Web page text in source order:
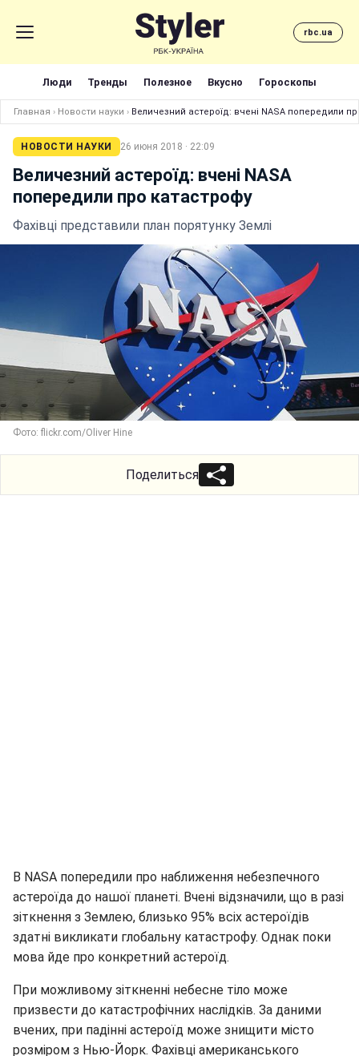
rbc.ua
Люди Тренды Полезное Вкусно Гороскопы
Главная › Новости науки › Величезний астероїд: вчені NASA попередили
НОВОСТИ НАУКИ 26 июня 2018 · 22:09
Величезний астероїд: вчені NASA
попередили про катастрофу
Фахівці представили план порятунку Землі
Фото: flickr.com/Oliver Hine
Поделиться
В NASA попередили про наближення небезпечного
астероїда до нашої планеті. Вчені відзначили, що в разі
зіткнення з Землею, близько 95% всіх астероїдів
здатні викликати глобальну катастрофу. Однак поки
мова йде про конкретний астероїд.
При можливому зіткненні небесне тіло може
призвести до катастрофічних наслідків. За даними
вчених, при падінні астероїд може знищити місто
розміром з Нью-Йорк. Фахівці американського